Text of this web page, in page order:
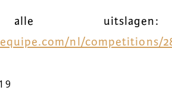
uitslagen:
nl/competitions/